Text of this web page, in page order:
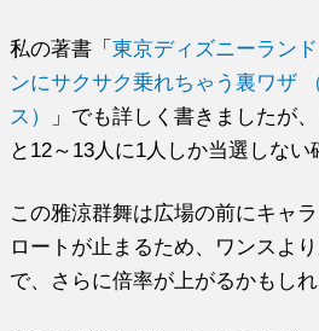
私の著書「東京ディズニーラン
ンにサクサク乗れちゃう裏ワザ
ス）
」でも詳しく書きましたが
と12～13人に1人しか当選しない
この雅涼群舞は広場の前にキャ
ロートが止まるため、ワンスよ
で、さらに倍率が上がるかもしれ